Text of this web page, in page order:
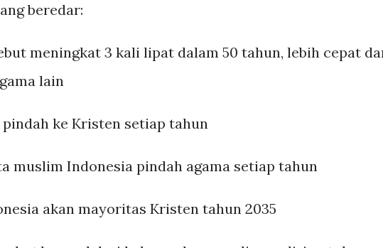
beredar:
meningkat 3 kali lipat dalam 50 tahun, lebih cepat
lain
ke Kristen setiap tahun
muslim Indonesia pindah agama setiap tahun
akan mayoritas Kristen tahun 2035